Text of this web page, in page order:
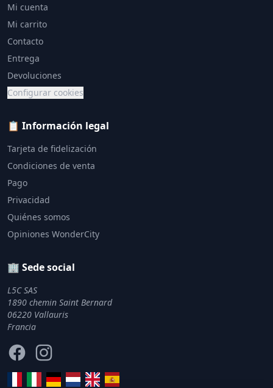
Mi cuenta
Mi carrito
Contacto
Entrega
Devoluciones
Configurar cookies
📋 Información legal
Tarjeta de fidelización
Condiciones de venta
Pago
Privacidad
Quiénes somos
Opiniones WonderCity
🏢 Sede social
L5C SAS
1890 chemin Saint Bernard
06220 Vallauris
Francia
FacebookInstagram